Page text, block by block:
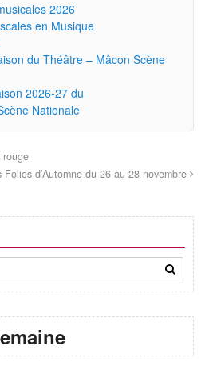
2026
en Musique
du Théâtre – Mâcon Scène
2026-27 du
Nationale
rouge
d’Automne du 26 au 28 novembre